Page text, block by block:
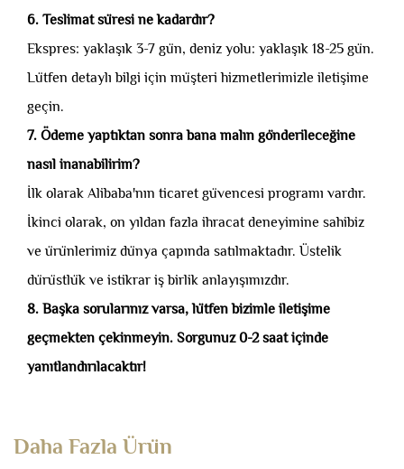
6. Teslimat süresi ne kadardır?
Ekspres: yaklaşık 3-7 gün, deniz yolu: yaklaşık 18-25 gün.
Lütfen detaylı bilgi için müşteri hizmetlerimizle iletişime
geçin.
7. Ödeme yaptıktan sonra bana malın gönderileceğine
nasıl inanabilirim?
İlk olarak Alibaba'nın ticaret güvencesi programı vardır.
İkinci olarak, on yıldan fazla ihracat deneyimine sahibiz
ve ürünlerimiz dünya çapında satılmaktadır. Üstelik
dürüstlük ve istikrar iş birlik anlayışımızdır.
8. Başka sorularınız varsa, lütfen bizimle iletişime
geçmekten çekinmeyin. Sorgunuz 0-2 saat içinde
yanıtlandırılacaktır!
Daha Fazla Ürün